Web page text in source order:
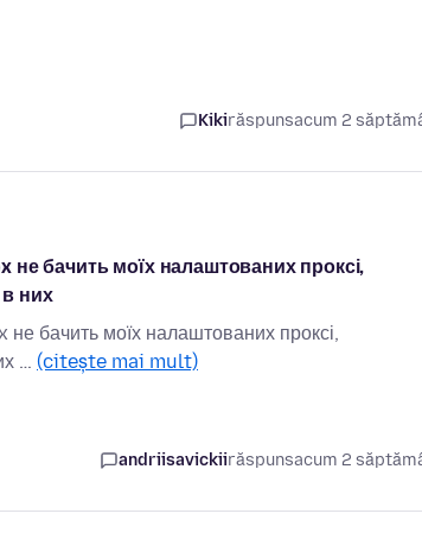
Kikirăspunsacum 2
бачить моїх налаштованих проксі,
в них
моїх налаштованих проксі,
… (citește mai mult)
andriisavickiirăspunsacum 2